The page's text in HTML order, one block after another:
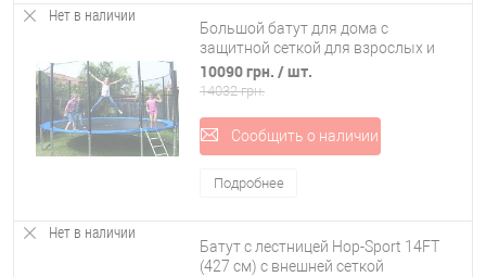
Нет в наличии
Большой батут для дома с
защитной сеткой для взрослых и
детей профессиональный OSPORT
диаметр 305 см (MS 0497)
10090 грн. / шт.
14032 грн.
Сообщить о наличии
Подробнее
Нет в наличии
Батут с лестницей Hop-Sport 14FT
(427 см) с внешней сеткой